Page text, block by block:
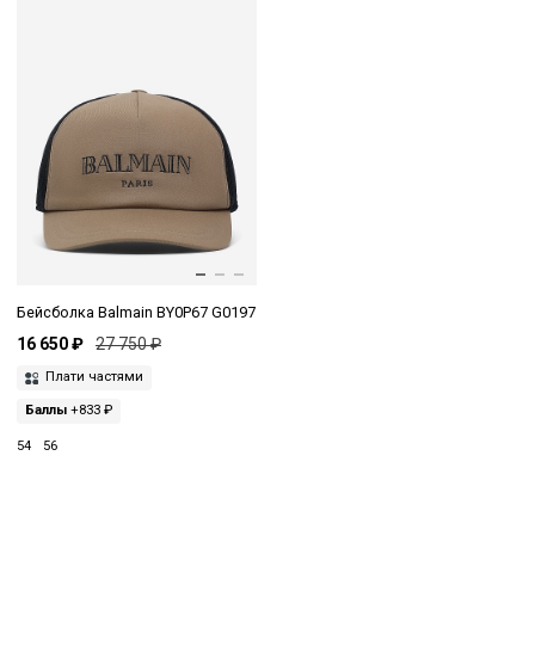
Бейсболка Balmain BY0P67 G0197
16 650 ₽ 27 750 ₽
Плати частями
Баллы +833 ₽
54 56